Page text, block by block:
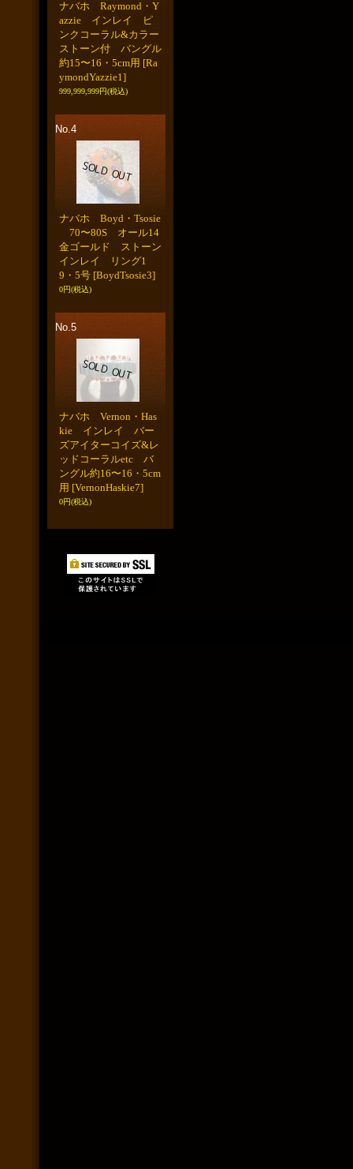
ナバホ Raymond・Y
azzie インレイ ピ
ンクコーラル&カラー
ストーン付 バングル
約15〜16・5cm用 [Ra
ymondYazzie1]
999,999,999円(税込)
No.4
ナバホ Boyd・Tsosie
70〜80S オール14
金ゴールド ストーン
インレイ リング1
9・5号 [BoydTsosie3]
0円(税込)
No.5
ナバホ Vernon・Has
kie インレイ バー
ズアイターコイズ&レ
ッドコーラルetc バ
ングル約16〜16・5cm
用 [VernonHaskie7]
0円(税込)